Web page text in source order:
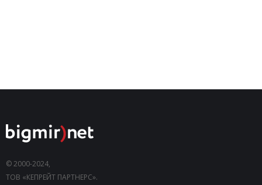
© 2000-2024,
ТОВ «КЕПРЕЙТ ПАРТНЕРС».